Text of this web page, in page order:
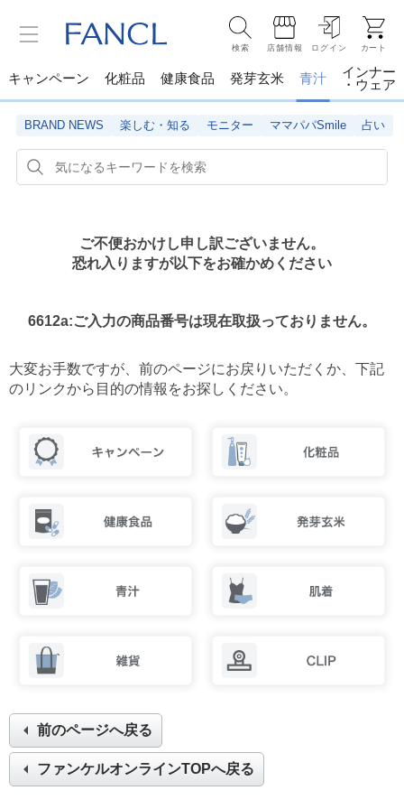
検索 店舗情報 ログイン カート
キャンペーン 化粧品 健康食品 発芽玄米 青汁
インナー
・ウェア
BRAND NEWS 楽しむ・知る モニター ママパパSmile 占い
ご不便おかけし申し訳ございません。
恐れ入りますが以下をお確かめください
6612a:ご入力の商品番号は現在取扱っておりません。
大変お手数ですが、前のページにお戻りいただくか、 下記
のリンクから目的の情報をお探しください。
前のページへ戻る
ファンケルオンラインTOPへ戻る